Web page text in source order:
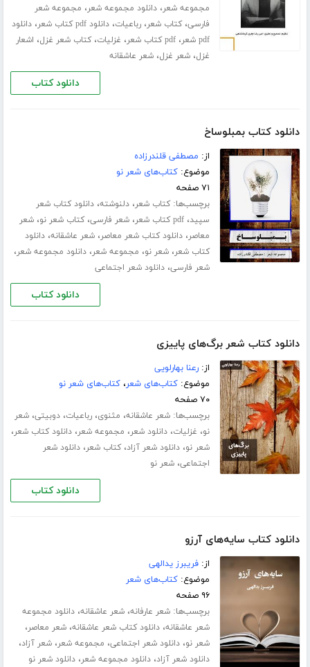
مجموعه شعر،دانلود مجموعه شعر، مجموعه شعر
فارسی،کتاب شعر،رباعیات،دانلود pdf کتاب شعر ،دانلود
pdf شعر
،pdf کتاب شعر ، غزلیات،کتاب شعر غزل، اشعار
غزل،شعر غزل،شعر عاشقانه
دانلود کتاب
دانلود کتاب بمبلوساخ
از: مصطفی قلندرزاده
موضوع:کتاب‌های شعر نو
۷۱ صفحه
برچسب‌ها:کتاب شعر،دلنوشته،دانلود کتاب شعر
سپید،pdf کتاب شعر ،شعر فارسی،کتاب شعر نو،شعر
معاصر،دانلود کتاب شعر معاصر،شعر عاشقانه،دانلود
کتاب شعر،شعر نو، مجموعه شعر،دانلود مجموعه شعر،
شعر فارسی،دانلود شعر اجتماعی
دانلود کتاب
دانلود کتاب شعر برگ‌های پاییزی
از:رعنا بهارلویی
موضوع:کتاب‌های شعر،کتاب‌های شعر نو
۷۰ صفحه
برچسب‌ها:شعر عاشقانه، مثنوی،رباعیات،دوبیتی،شعر
نو، غزلیات،دانلود شعر، مجموعه شعر،دانلود کتاب شعر،
شعر نو،دانلود شعر آزاد،کتاب شعر،دانلود شعر
اجتماعی،شعر نو
دانلود کتاب
دانلود کتاب سایه‌های آرزو
از:فریبرز یدالهی
موضوع:کتاب‌های شعر
۹۶ صفحه
برچسب‌ها:شعر عارفانه،شعر عاشقانه،دانلود مجموعه
شعر عاشقانه،دانلود کتاب شعر عاشقانه،شعر معاصر،
شعر نو،دانلود شعر اجتماعی، مجموعه شعر،شعر آزاد،
دانلود شعر آزاد،دانلود مجموعه شعر،دانلود شعر نو